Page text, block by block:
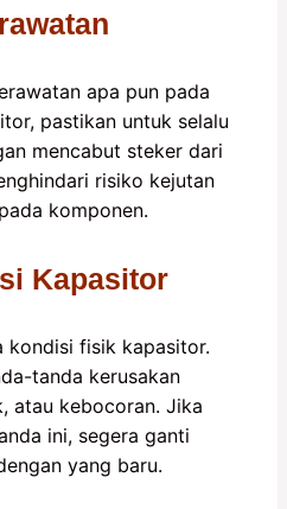
apa pun pada
pastikan untuk selalu
mencabut steker dari
risiko kejutan
komponen.
Kapasitor
kondisi fisik kapasitor.
tanda kerusakan
atau kebocoran. Jika
ini, segera ganti
yang baru.